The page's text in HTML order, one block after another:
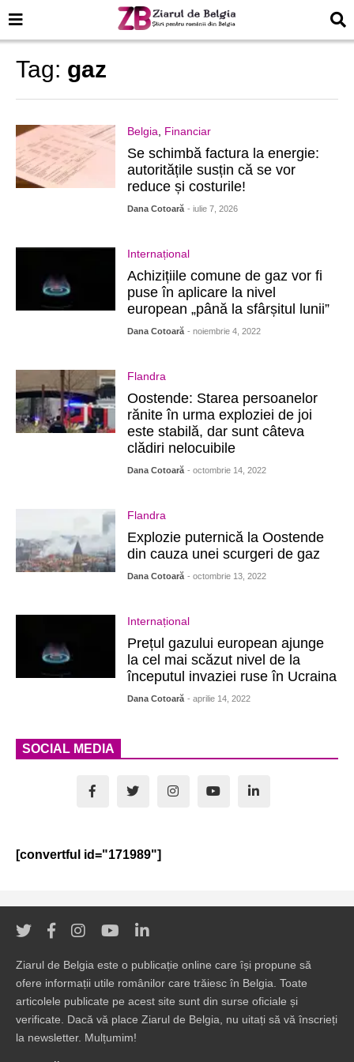
Tag: gaz
Belgia Financiar
Se schimbă factura la energie:
autoritățile susțin că se vor
reduce și costurile!
Dana Cotoară - iulie 7, 2026
Internațional
Achizițiile comune de gaz vor fi
puse în aplicare la nivel
european „până la sfârșitul lunii”
Dana Cotoară - noiembrie 4, 2022
Flandra
Oostende: Starea persoanelor
rănite în urma exploziei de joi
este stabilă, dar sunt câteva
clădiri nelocuibile
Dana Cotoară - octombrie 14, 2022
Flandra
Explozie puternică la Oostende
din cauza unei scurgeri de gaz
Dana Cotoară - octombrie 13, 2022
Internațional
Prețul gazului european ajunge
la cel mai scăzut nivel de la
începutul invaziei ruse în Ucraina
Dana Cotoară - aprilie 14, 2022
SOCIAL MEDIA
[convertful id="171989"]
Ziarul de Belgia este o publicație online care își propune să
ofere informații utile românilor care trăiesc în Belgia. Toate
articolele publicate pe acest site sunt din surse oficiale și
verificate. Dacă vă place Ziarul de Belgia, nu uitați să vă înscrieți
la newsletter. Mulțumim!